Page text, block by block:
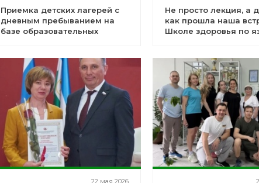
Приемка детских лагерей с
дневным пребыванием на
базе образовательных
Не просто лекция, а
как прошла наша
Школе здоровья по
22 мая 2026